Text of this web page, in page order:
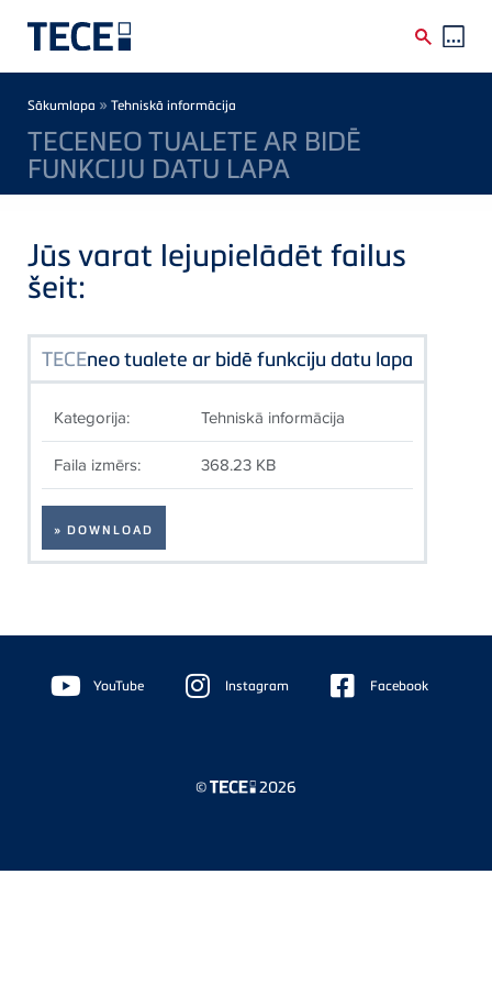
Breadcrumb
Sākumlapa » Tehniskā informācija
TECENEO TUALETE AR BIDĒ
FUNKCIJU DATU LAPA
Jūs varat lejupielādēt failus
šeit:
TECEneo tualete ar bidē funkciju datu lapa
Kategorija: Tehniskā informācija
Faila izmērs: 368.23 KB
» DOWNLOAD
Floating
Sidebar YouTube Instagram Facebook
© 2026